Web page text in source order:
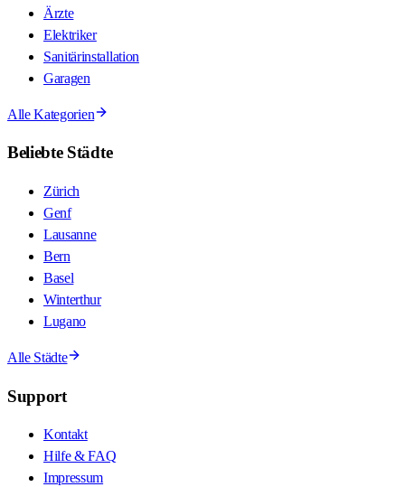
Ärzte
Elektriker
Sanitärinstallation
Garagen
Alle Kategorien
Beliebte Städte
Zürich
Genf
Lausanne
Bern
Basel
Winterthur
Lugano
Alle Städte
Support
Kontakt
Hilfe & FAQ
Impressum